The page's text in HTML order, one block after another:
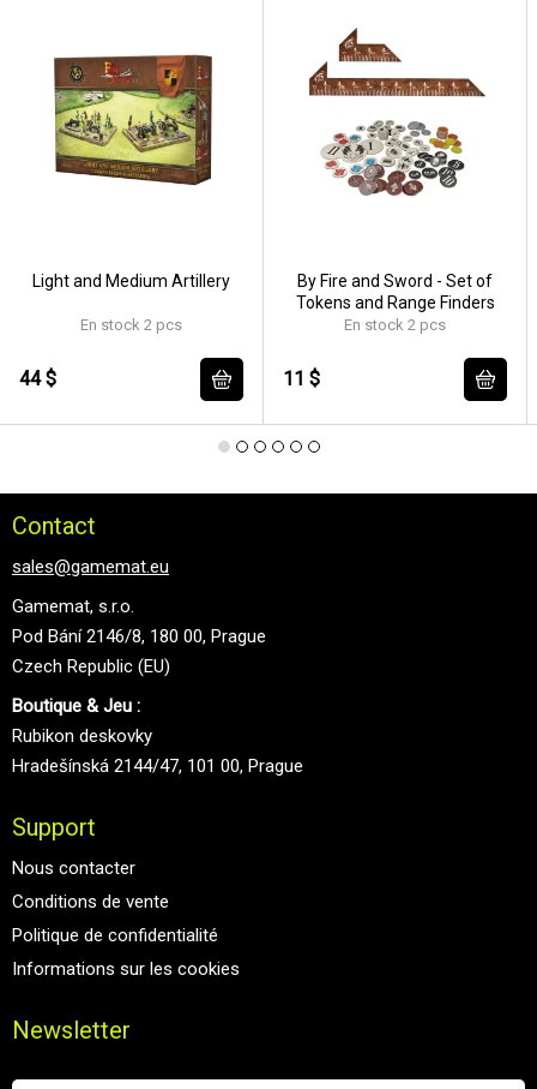
Light and Medium Artillery
En stock 2 pcs
44 $
By Fire and Sword - Set of
Tokens and Range Finders
En stock 2 pcs
11 $
Contact
sales@gamemat.eu
Gamemat, s.r.o.
Pod Bání 2146/8, 180 00, Prague
Czech Republic (EU)
Boutique & Jeu :
Rubikon deskovky
Hradešínská 2144/47, 101 00, Prague
Support
Nous contacter
Conditions de vente
Politique de confidentialité
Informations sur les cookies
Newsletter